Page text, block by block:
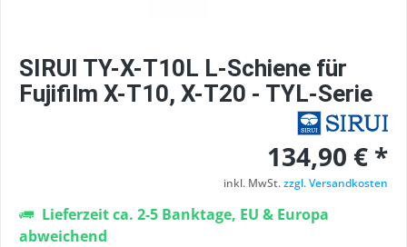
SIRUI TY-X-T10L L-Schiene für
Fujifilm X-T10, X-T20 - TYL-Serie
134,90 € *
inkl. MwSt.zzgl. Versandkosten
Lieferzeit ca. 2-5 Banktage, EU & Europa
abweichend